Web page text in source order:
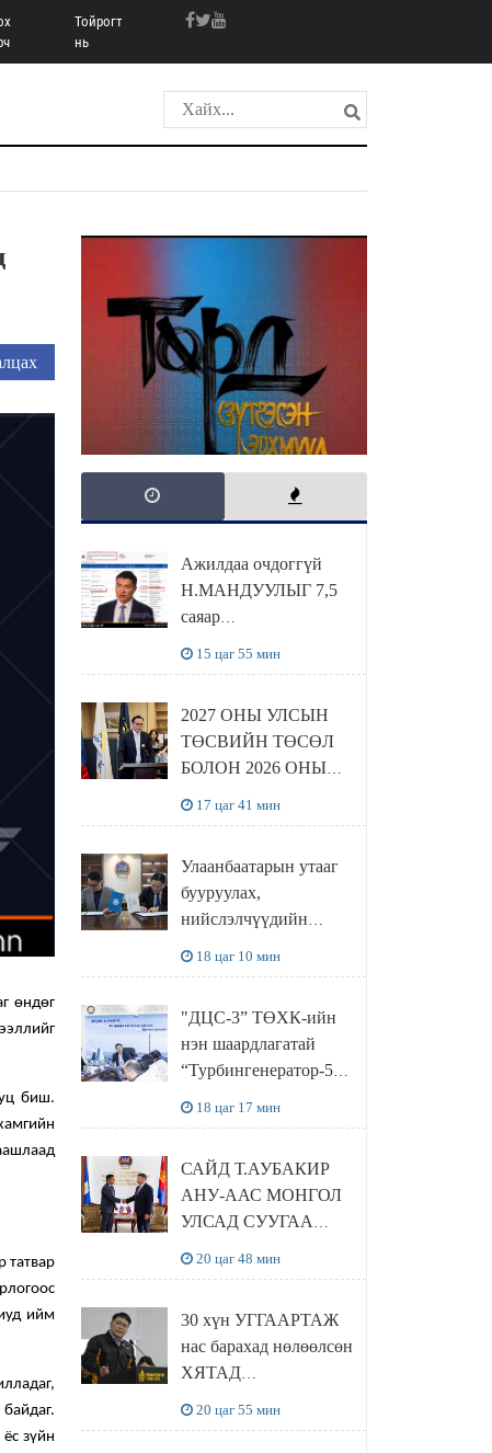
Тойрогт
нь
өндөг
биш.
татвар
ийм
зүйн
Ажилдаа очдоггүй
Н.МАНДУУЛЫГ 7,5
саяар
15 цаг 55 мин
2027 ОНЫ УЛСЫН
ТӨСВИЙН ТӨСӨЛ
БОЛОН 2026 ОНЫ
НИЙТИЙН
ХЭЛЭЛЦҮҮЛЭГ
БОЛЛОО
17 цаг 41 мин
Улаанбаатарын утааг
бууруулах,
нийслэлчүүдийн
баялгийн сан нэгдэл”
ХХК-тай хамтран
хэрэгжүүлнэ
18 цаг 10 мин
"ДЦС-3” ТӨХК-ийн
нэн шаардлагатай
“Турбингенератор-5”-
18 цаг 17 мин
САЙД Т.АУБАКИР
АНУ-ААС МОНГОЛ
УЛСАД СУУГАА
ХҮЛЭЭН АВЧ
УУЛЗЛАА
20 цаг 48 мин
30 хүн УГГААРТАЖ
нас барахад нөлөөлсөн
ХЯТАД
20 цаг 55 мин